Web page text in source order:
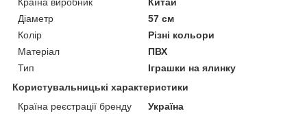
Діаметр
57 см
Колір
Різні кольори
Матеріал
ПВХ
Тип
Іграшки на ялинку
Користувальницькі характеристики
Країна реєстрації бренду
Україна